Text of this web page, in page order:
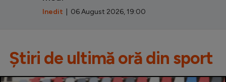
Inedit | 06 August 2026, 19:00
Știri de ultimă oră din sport